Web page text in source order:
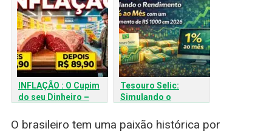
INFLAÇÃO : O Cupim
do seu Dinheiro –
para Proteger o seu
Salário
Tesouro Selic:
Simulando o
com um Investimento
de R$ 1000
O brasileiro tem uma paixão histórica por